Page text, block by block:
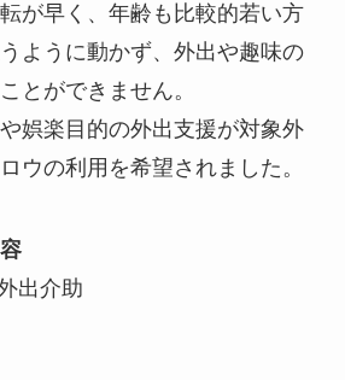
が早く、年齢も比較的若い方
ように動かず、外出や趣味の
とができません。
娯楽目的の外出支援が対象外
ウの利用を希望されました。
出介助